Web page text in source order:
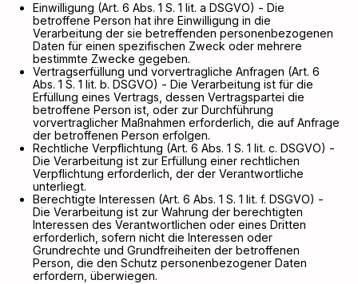
Einwilligung (Art. 6 Abs. 1 S. 1 lit. a DSGVO) - Die
betroffene Person hat ihre Einwilligung in die
Verarbeitung der sie betreffenden personenbezogenen
Daten für einen spezifischen Zweck oder mehrere
bestimmte Zwecke gegeben.
Vertragserfüllung und vorvertragliche Anfragen (Art. 6
Abs. 1 S. 1 lit. b. DSGVO) - Die Verarbeitung ist für die
Erfüllung eines Vertrags, dessen Vertragspartei die
betroffene Person ist, oder zur Durchführung
vorvertraglicher Maßnahmen erforderlich, die auf Anfrage
der betroffenen Person erfolgen.
Rechtliche Verpflichtung (Art. 6 Abs. 1 S. 1 lit. c. DSGVO) -
Die Verarbeitung ist zur Erfüllung einer rechtlichen
Verpflichtung erforderlich, der der Verantwortliche
unterliegt.
Berechtigte Interessen (Art. 6 Abs. 1 S. 1 lit. f. DSGVO) -
Die Verarbeitung ist zur Wahrung der berechtigten
Interessen des Verantwortlichen oder eines Dritten
erforderlich, sofern nicht die Interessen oder
Grundrechte und Grundfreiheiten der betroffenen
Person, die den Schutz personenbezogener Daten
erfordern, überwiegen.